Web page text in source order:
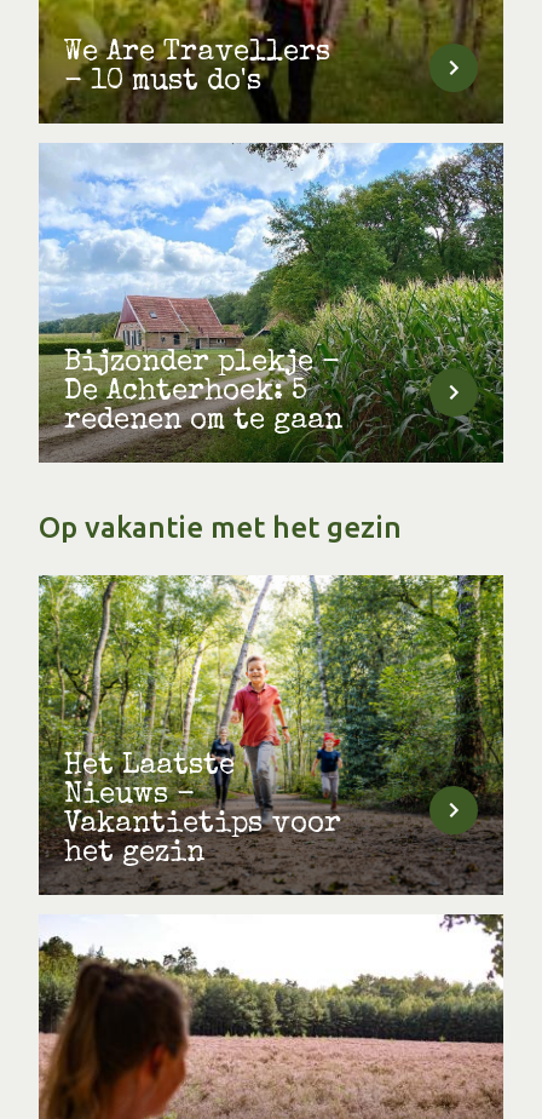
We Are Travellers
- 10 must do's
Bijzonder plekje -
De Achterhoek: 5
redenen om te gaan
Op vakantie met het gezin
Het Laatste
Nieuws -
Vakantietips voor
het gezin